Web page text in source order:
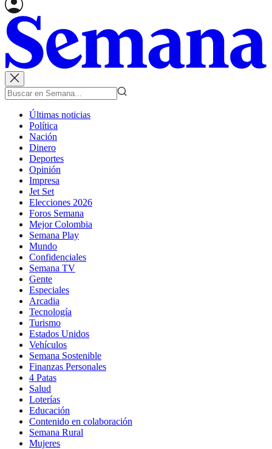
Últimas noticias
Política
Nación
Dinero
Deportes
Opinión
Impresa
Jet Set
Elecciones 2026
Foros Semana
Mejor Colombia
Semana Play
Mundo
Confidenciales
Semana TV
Gente
Especiales
Arcadia
Tecnología
Turismo
Estados Unidos
Vehículos
Semana Sostenible
Finanzas Personales
4 Patas
Salud
Loterías
Educación
Contenido en colaboración
Semana Rural
Mujeres